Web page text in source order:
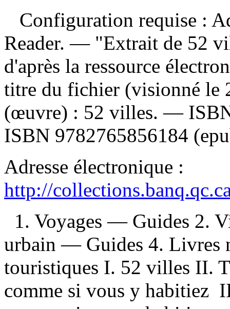
Configuration requise :
Reader. — "Extrait de 52
d'après la ressource
titre du fichier (visionné
(œuvre) : 52 villes. —
ISBN 9782765856184
Adresse électronique :
http://
1. Voyages — Guides 2.
urbain — Guides 4. Livres
touristiques I. 52 villes II.
comme si vous y habitiez